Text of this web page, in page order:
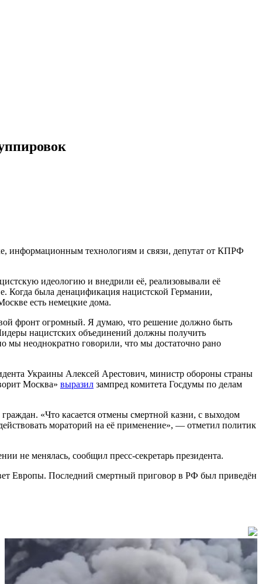
информационным технологиям и связи, депутат от КПРФ
идеологию и внедрили её, реализовывали её
Когда была денацификация нацистской Германии,
есть немецкие дома.
фронт огромный. Я думаю, что решение должно быть
нацистских объединений должны получить
мы неоднократно говорили, что мы достаточно рано
Украины Алексей Арестович, министр обороны страны
Москва» выразил зампред комитета Госдумы по делам
«Что касается отмены смертной казни, с выходом
мораторий на её применение», — отметил политик
не менялась, сообщил пресс-секретарь президента.
Европы. Последний смертный приговор в РФ был приведён